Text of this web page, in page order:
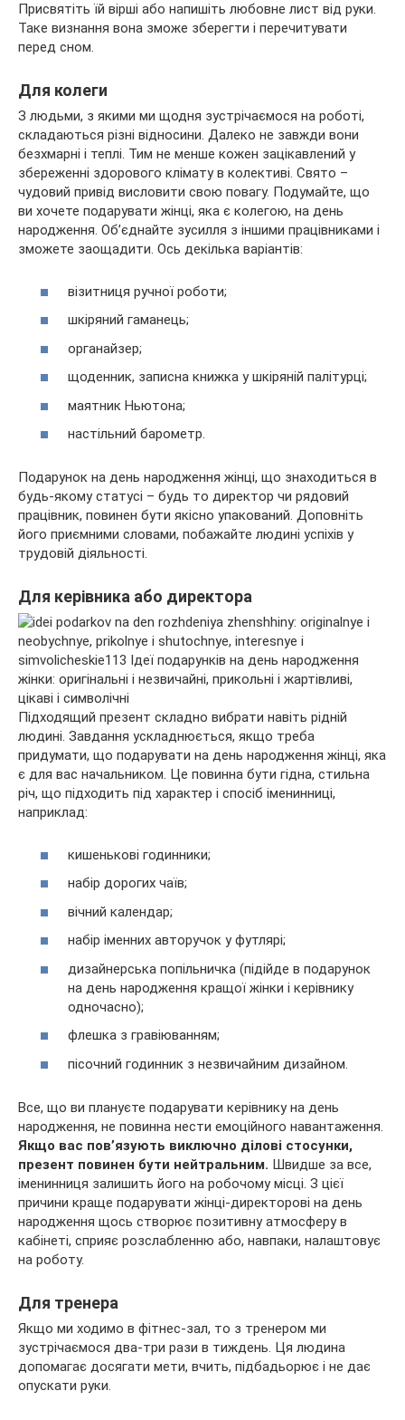
Присвятіть їй вірші або напишіть любовне лист від руки.
Таке визнання вона зможе зберегти і перечитувати
перед сном.
Для колеги
З людьми, з якими ми щодня зустрічаємося на роботі,
складаються різні відносини. Далеко не завжди вони
безхмарні і теплі. Тим не менше кожен зацікавлений у
збереженні здорового клімату в колективі. Свято –
чудовий привід висловити свою повагу. Подумайте, що
ви хочете подарувати жінці, яка є колегою, на день
народження. Об’єднайте зусилля з іншими працівниками і
зможете заощадити. Ось декілька варіантів:
візитниця ручної роботи;
шкіряний гаманець;
органайзер;
щоденник, записна книжка у шкіряній палітурці;
маятник Ньютона;
настільний барометр.
Подарунок на день народження жінці, що знаходиться в
будь-якому статусі – будь то директор чи рядовий
працівник, повинен бути якісно упакований. Доповніть
його приємними словами, побажайте людині успіхів у
трудовій діяльності.
Для керівника або директора
Підходящий презент складно вибрати навіть рідній
людині. Завдання ускладнюється, якщо треба
придумати, що подарувати на день народження жінці, яка
є для вас начальником. Це повинна бути гідна, стильна
річ, що підходить під характер і спосіб іменинниці,
наприклад:
кишенькові годинники;
набір дорогих чаїв;
вічний календар;
набір іменних авторучок у футлярі;
дизайнерська попільничка (підійде в подарунок
на день народження кращої жінки і керівнику
одночасно);
флешка з гравіюванням;
пісочний годинник з незвичайним дизайном.
Все, що ви плануєте подарувати керівнику на день
народження, не повинна нести емоційного навантаження.
Якщо вас пов’язують виключно ділові стосунки,
презент повинен бути нейтральним. Швидше за все,
іменинниця залишить його на робочому місці. З цієї
причини краще подарувати жінці-директорові на день
народження щось створює позитивну атмосферу в
кабінеті, сприяє розслабленню або, навпаки, налаштовує
на роботу.
Для тренера
Якщо ми ходимо в фітнес-зал, то з тренером ми
зустрічаємося два-три рази в тиждень. Ця людина
допомагає досягати мети, вчить, підбадьорює і не дає
опускати руки.